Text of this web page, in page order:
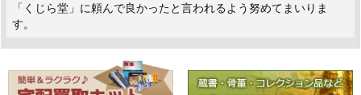
「くじら堂」に頼んで良かったと言われるよう努めてまいりま
す。